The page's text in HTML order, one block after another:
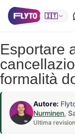
🇮🇹
Esportare
formalità
Autore:
Nurminen,
Ultima